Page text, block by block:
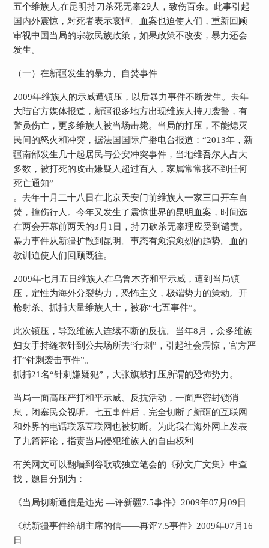
五个维族人,在昆明持刀杀死无辜29人，致伤百余。此事引起
国内外震惊，对死者表示哀悼。血案也迫使人们，重新回顾
审视中国当局的宗教民族政策，如果政策不改变，暴力还会
发生。
（一）在新疆发生的暴力、自焚事件
2009年维族人的示威遭镇压，以后暴力事件不断发生。去年
大陆官方媒体报道，新疆很多地方出现维族人持刀袭警，有
警员伤亡，更多维族人被当场击毙。当局的打压，不能熄灭
民间的怒火和冲突，据法国国际广播电台报道：“2013年，新
疆南部发生几十起居民与公安冲突事件，当地维吾尔人占大
多数，被打死的攻击嫌疑人超过百人，家属常常接不到任何
死亡通知”
。去年十月二十八日在北京天安门前维族人一家三口开车自
焚，撞伤行人。今年又发生了震惊世界的昆明血案，时间选
在两会开幕前两天的3 月 1 日 ，持刀砍杀无辜理应受到谴责。
暴力事件从新疆扩散到昆明。事态有愈演愈烈的趋势。血的
教训迫使人们回顾既往。
2009年七月五日维族人在乌鲁木齐和平示威，遭到当局镇
压，定性为海外分裂势力，恐怖主义，极端势力的策动。开
枪射杀、抓捕大量维族人士，被称“七五事件”。
此次镇压，导致维族人连续不断的反抗。当年8 月，众多维族
妇女手持缝衣针到公共场所去“行刺”，引起社会震惊，官方严
打“针刺袭击事件”。
抓捕21名“针刺嫌疑犯”，大张旗鼓打压所谓的恐怖势力。
当局一面高压严打和平示威、反抗活动，一面严密封锁消
息，闭塞民众视听。七五事件后，完全切断了新疆的互联网
和外界的电话联系互联网也被切断。为此我在海外网上发表
了九篇评论，指责当局侵犯维族人的自由权利
有关网文可以翻墙到谷歌或独立笔会的《孙文广文集》中查
找，题目分别为：
《当局切断通信是违宪 —评新疆7.5事件》 2009年07 月 09 日
《就新疆事件给胡主席的信——再评7.5事件》 2009年07 月 16
日